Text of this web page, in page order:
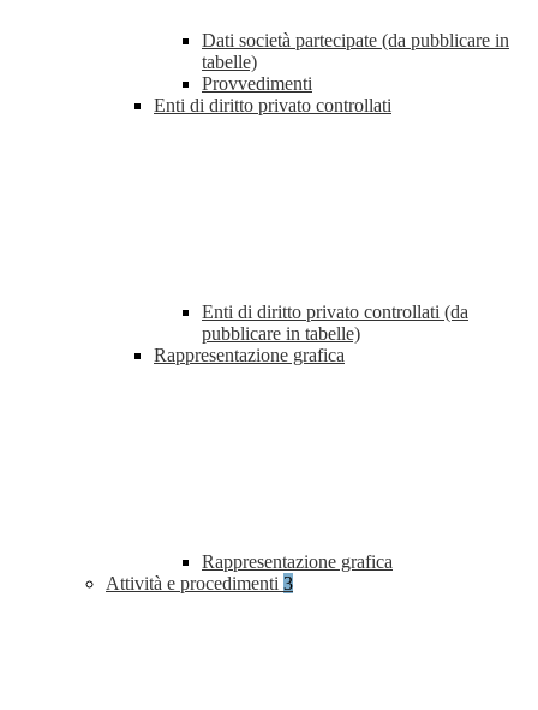
Dati società partecipate (da pubblicare in
tabelle)
Provvedimenti
Enti di diritto privato controllati
Enti di diritto privato controllati (da
pubblicare in tabelle)
Rappresentazione grafica
Rappresentazione grafica
Attività e procedimenti 3